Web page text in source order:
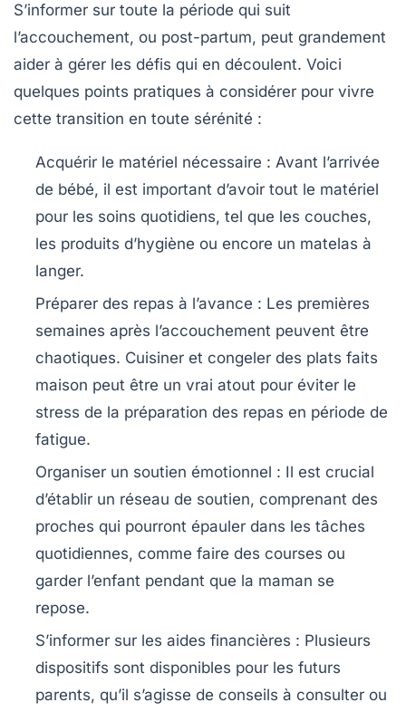
S’informer sur toute la période qui suit
l’accouchement, ou post-partum, peut grandement
aider à gérer les défis qui en découlent. Voici
quelques points pratiques à considérer pour vivre
cette transition en toute sérénité :
Acquérir le matériel nécessaire : Avant l’arrivée
de bébé, il est important d’avoir tout le matériel
pour les soins quotidiens, tel que les couches,
les produits d’hygiène ou encore un matelas à
langer.
Préparer des repas à l’avance : Les premières
semaines après l’accouchement peuvent être
chaotiques. Cuisiner et congeler des plats faits
maison peut être un vrai atout pour éviter le
stress de la préparation des repas en période de
fatigue.
Organiser un soutien émotionnel : Il est crucial
d’établir un réseau de soutien, comprenant des
proches qui pourront épauler dans les tâches
quotidiennes, comme faire des courses ou
garder l’enfant pendant que la maman se
repose.
S’informer sur les aides financières : Plusieurs
dispositifs sont disponibles pour les futurs
parents, qu’il s’agisse de conseils à consulter ou